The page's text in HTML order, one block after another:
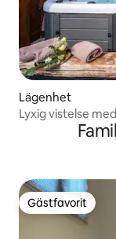
Lägenhet
Lyxig vistelse
Gästfavorit
Gästfavorit